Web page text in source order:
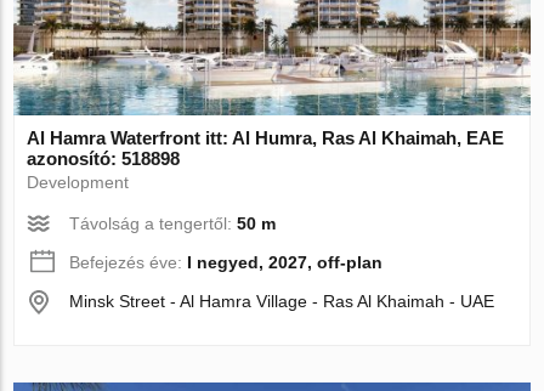
Al Hamra Waterfront itt: Al Humra, Ras Al Khaimah, EAE
azonosító: 518898
Development
Távolság a tengertől:50 m
Befejezés éve: I negyed, 2027, off-plan
Minsk Street - Al Hamra Village - Ras Al Khaimah - UAE